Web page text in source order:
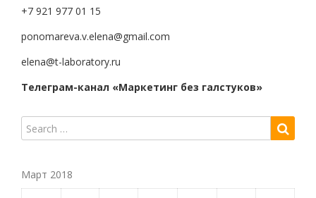
+7 921 977 01 15
ponomareva.v.elena@gmail.com
elena@t-laboratory.ru
Телеграм-канал «Маркетинг без галстуков»
Март 2018